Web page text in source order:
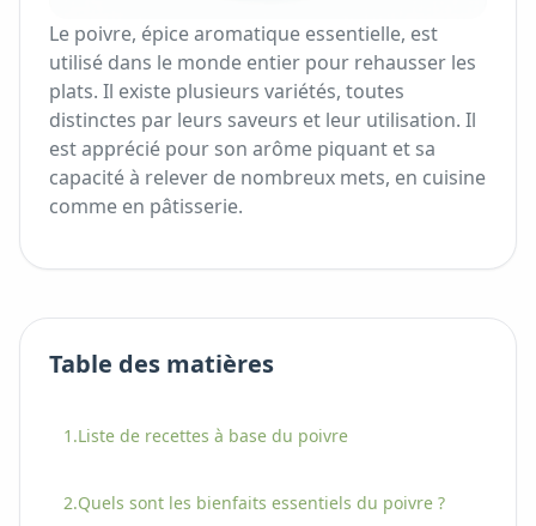
Le poivre, épice aromatique essentielle, est
utilisé dans le monde entier pour rehausser les
plats. Il existe plusieurs variétés, toutes
distinctes par leurs saveurs et leur utilisation. Il
est apprécié pour son arôme piquant et sa
capacité à relever de nombreux mets, en cuisine
comme en pâtisserie.
Table des matières
1.Liste de recettes à base du poivre
2.Quels sont les bienfaits essentiels du poivre ?